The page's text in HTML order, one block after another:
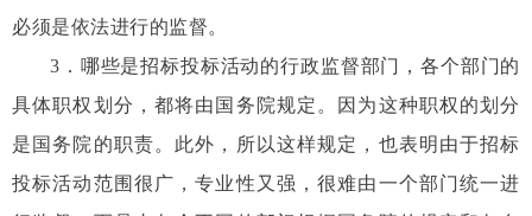
必须是依法进行的监督。
3 ．哪些是招标投标活动的行政监督部门，各个部门的
具体职权划分，都将由国务院规定。因为这种职权的划分
是国务院的职责。此外，所以这样规定，也表明由于招标
投标活动范围很广，专业性又强，很难由一个部门统一进